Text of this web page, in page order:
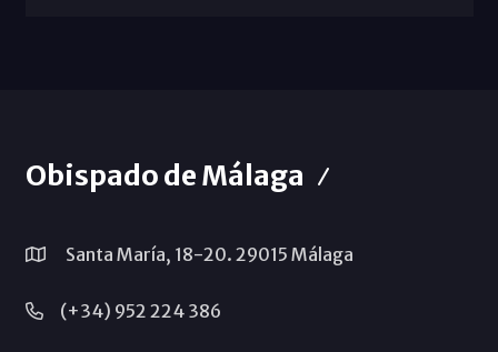
Obispado de Málaga
Santa María, 18-20. 29015 Málaga
(+34) 952 224 386